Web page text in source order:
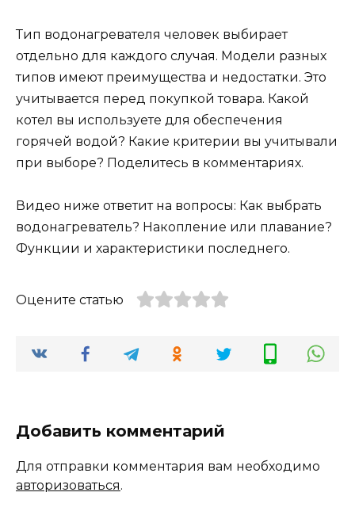
Тип водонагревателя человек выбирает
отдельно для каждого случая. Модели разных
типов имеют преимущества и недостатки. Это
учитывается перед покупкой товара. Какой
котел вы используете для обеспечения
горячей водой? Какие критерии вы учитывали
при выборе? Поделитесь в комментариях.
Видео ниже ответит на вопросы: Как выбрать
водонагреватель? Накопление или плавание?
Функции и характеристики последнего.
Оцените статью
Добавить комментарий
Для отправки комментария вам необходимо
авторизоваться.